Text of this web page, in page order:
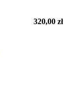
320,00 zł